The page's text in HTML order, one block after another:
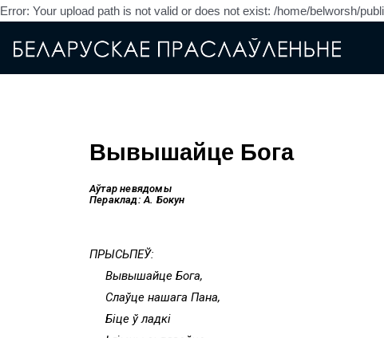
Error: Your upload path is not valid or does not exist: /home/belworsh/
Вывышайце Бога
Аўтар невядомы
Пераклад: А. Бокун
ПРЫСЬПЕЎ:
Вывышайце Бога,
Слаўце нашага Пана,
Біце ў ладкі